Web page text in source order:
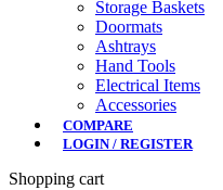
Storage Baskets
Doormats
Ashtrays
Hand Tools
Electrical Items
Accessories
COMPARE
LOGIN / REGISTER
Shopping cart